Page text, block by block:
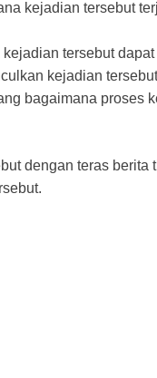
kejadian tersebut
tersebut
kejadian
bagaimana proses
dengan teras berita